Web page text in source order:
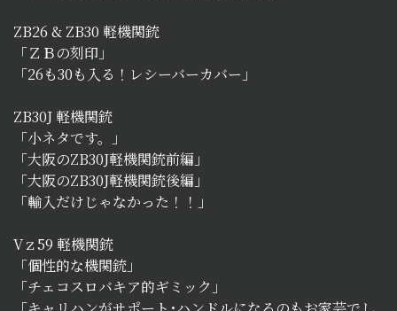
ZB26 & ZB30 軽機関銃
「ＺＢの刻印」
「26も30も入る！レシーバーカバー」
ZB30J 軽機関銃
「小ネタです。」
「大阪のZB30J軽機関銃前編」
「大阪のZB30J軽機関銃後編」
「輸入だけじゃなかった！！」
Vｚ59 軽機関銃
「個性的な機関銃」
「チェコスロバキア的ギミック」